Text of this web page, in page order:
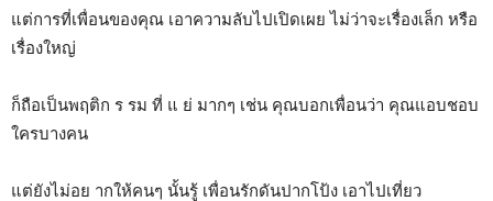
แต่การที่เพื่อนของคุณ เอาความลับไปเปิดเผย ไม่ว่าจะเรื่องเล็ก หรือ
เรื่องใหญ่
ก็ถือเป็นพฤติก ร รม ที่ แ ย่ มากๆ เช่น คุณบอกเพื่อนว่า คุณแอบชอบ
ใครบางคน
แต่ยังไม่อย ากให้คนๆ นั้นรู้ เพื่อนรักดันปากโป้ง เอาไปเที่ยว